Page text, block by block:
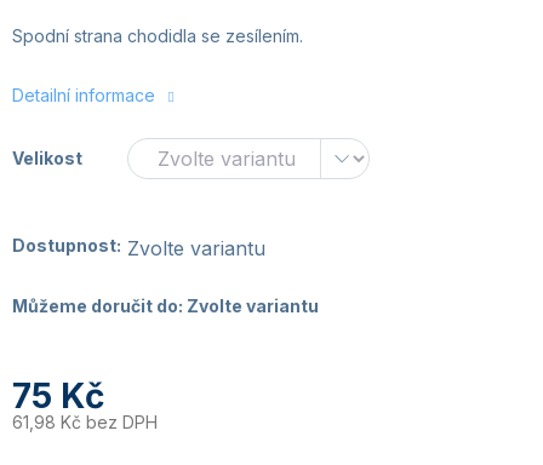
Spodní strana chodidla se zesílením.
Detailní informace
Velikost
Dostupnost: Zvolte variantu
Můžeme doručit do: Zvolte variantu
75 Kč
61,98 Kč bez DPH